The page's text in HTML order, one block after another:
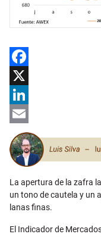
Facebook
X
LinkedIn
Email
La apertura de la zafra
un tono de cautela y un
lanas finas.
El Indicador de